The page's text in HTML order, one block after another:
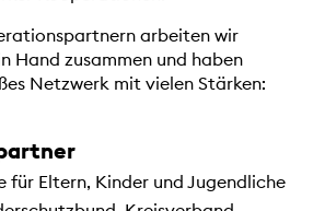
arbeiten wir
Hand zusammen und haben
Netzwerk mit vielen Stärken:
für Eltern, Kinder und Jugendliche